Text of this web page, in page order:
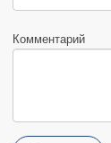
Комментарий